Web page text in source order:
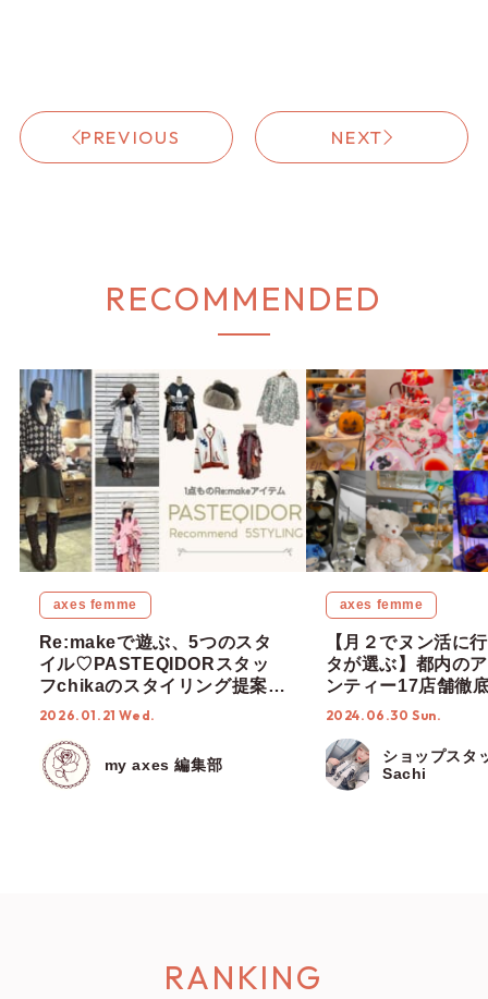
PREVIOUS NEXT
RECOMMENDED
axes femme
Re:makeで遊ぶ、5つのスタ
イル♡PASTEQIDORスタッ
フchikaのスタイリング提案＆
POP UP開催のお知らせ♪
2026.01.21 Wed.
my axes 編集部
axes femme
【月２でヌン活に
タが選ぶ】都内の
ンティー17店舗徹
度なし！【ショッ
2024.06.30 Sun.
ショップスタ
Sachi
RANKING